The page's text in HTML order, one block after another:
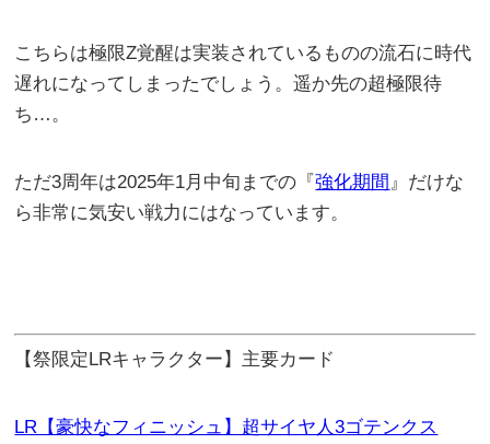
こちらは極限Z覚醒は実装されているものの流石に時代
遅れになってしまったでしょう。遥か先の超極限待
ち…。
ただ3周年は2025年1月中旬までの『強化期間 』だけな
ら非常に気安い戦力にはなっています。
【祭限定LRキャラクター】主要カード
LR【豪快なフィニッシュ】超サイヤ人3ゴテンクス